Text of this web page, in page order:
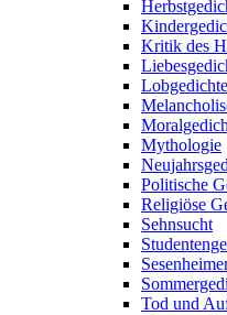
Kritik des
Lobgedichte
Mythologie
Politische
Religiöse
Sehnsucht
Tod und